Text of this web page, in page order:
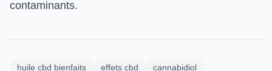
contaminants.
huile cbd bienfaits effets cbd
cannabidiol